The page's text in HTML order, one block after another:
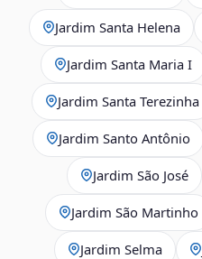
Jardim Santa Helena
Jardim Santa Maria I
Jardim Santa Terezinha
Jardim Santo Antônio
Jardim São José
Jardim São Martinho
Jardim Selma